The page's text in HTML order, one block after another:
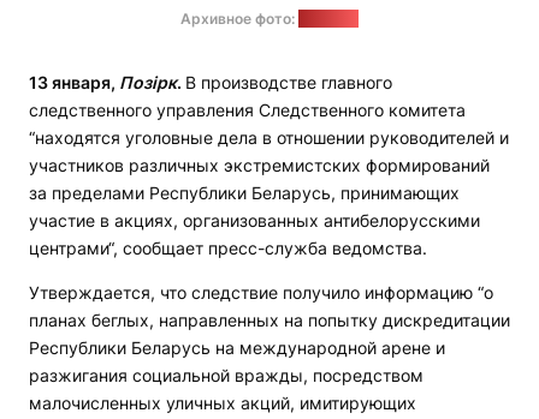
Архивное фото:
13 января, Позірк. В производстве главного
следственного управления Следственного комитета
“находятся уголовные дела в отношении руководителей и
участников различных экстремистских формирований
за пределами Республики Беларусь, принимающих
участие в акциях, организованных антибелорусскими
центрами“, сообщает пресс-служба ведомства.
Утверждается, что следствие получило информацию “о
планах беглых, направленных на попытку дискредитации
Республики Беларусь на международной арене и
разжигания социальной вражды, посредством
малочисленных уличных акций, имитирующих